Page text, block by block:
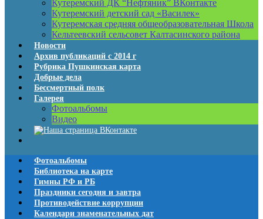
Кутеремский ДК “Нефтяник” ВКонтакте
Кутеремский детский сад «Василек»
Кутеремская средняя общеобразовательная Школа
Кельтеевский сельсовет Калтасинского района
Новости
Архив публикаций с 2014 г
Рубрика Пушкинская карта
Добрые дела
Бессмертный полк
Галерея
Фотоальбомы
Видео
Фотоальбомы
Библиотека на карте
Гимны РФ и РБ
Праздники сегодня и завтра
Противодействие коррупции
Календари знаменательных дат